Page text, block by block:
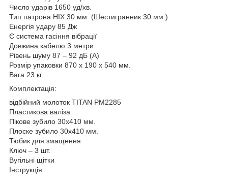
Число ударів 1650 уд/хв.
Тип патрона НІХ 30 мм. (Шестигранник 30 мм.)
Енергія удару 85 Дж
Є система гасіння вібрації
Довжина кабелю 3 метри
Рівень шуму 87 – 92 дБ (А)
Розмір упаковки 870 х 190 х 540 мм.
Вага 23 кг.
Комплектація:
відбійний молоток TITAN PM2285
Пластикова валіза
Пікове зубило 30х410 мм.
Плоске зубило 30х410 мм.
Тюбик для змащення
Ключ – 3 шт.
Вугільні щітки
Інструкція